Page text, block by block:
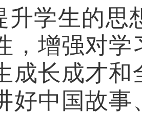
升学生的思
，增强对
成长成才
好中国故事